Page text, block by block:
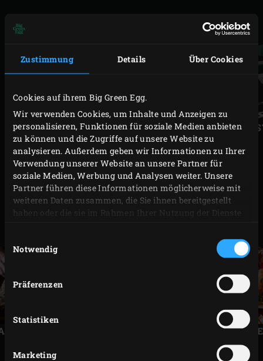
Zustimmung Details Über Cookies
Cookies auf ihrem Big Green Egg.
Wir verwenden Cookies, um Inhalte und Anzeigen zu
personalisieren, Funktionen für soziale Medien anbieten
zu können und die Zugriffe auf unsere Website zu
analysieren. Außerdem geben wir Informationen zu Ihrer
Verwendung unserer Website an unsere Partner für
soziale Medien, Werbung und Analysen weiter. Unsere
Partner führen diese Informationen möglicherweise mit
weiteren Daten zusammen, die Sie ihnen bereitgestellt
haben oder die sie im Rahmen Ihrer Nutzung der Dienste
Notwendig
Präferenzen
Statistiken
Marketing
GUSSEISENROST
Vorherige
Folie
Folie
PASSENDE MENÜS
Folie
Folie